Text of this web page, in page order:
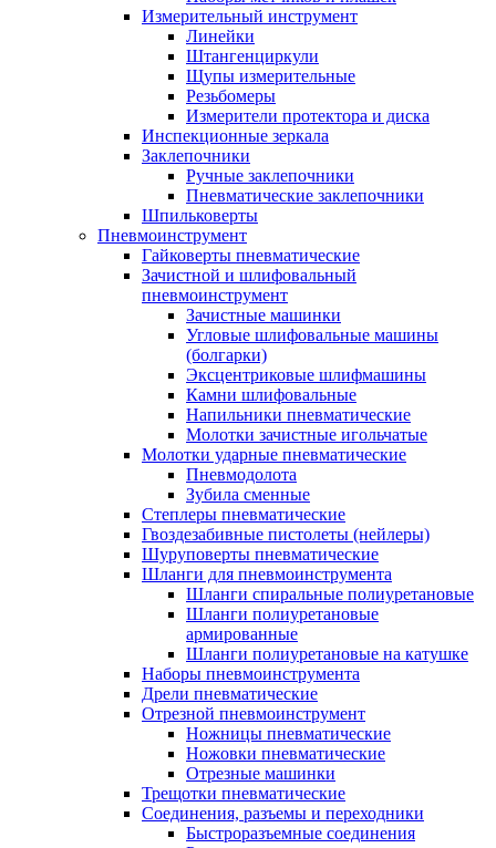
Измерительный инструмент
Линейки
Штангенциркули
Щупы измерительные
Резьбомеры
Измерители протектора и диска
Инспекционные зеркала
Заклепочники
Ручные заклепочники
Пневматические заклепочники
Шпильковерты
Пневмоинструмент
Гайковерты пневматические
Зачистной и шлифовальный
пневмоинструмент
Зачистные машинки
Угловые шлифовальные машины
(болгарки)
Эксцентриковые шлифмашины
Камни шлифовальные
Напильники пневматические
Молотки зачистные игольчатые
Молотки ударные пневматические
Пневмодолота
Зубила сменные
Степлеры пневматические
Гвоздезабивные пистолеты (нейлеры)
Шуруповерты пневматические
Шланги для пневмоинструмента
Шланги спиральные полиуретановые
Шланги полиуретановые
армированные
Шланги полиуретановые на катушке
Наборы пневмоинструмента
Дрели пневматические
Отрезной пневмоинструмент
Ножницы пневматические
Ножовки пневматические
Отрезные машинки
Трещотки пневматические
Соединения, разъемы и переходники
Быстроразъемные соединения